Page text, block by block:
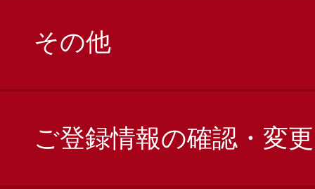
その他
ご登録情報の確認・変更